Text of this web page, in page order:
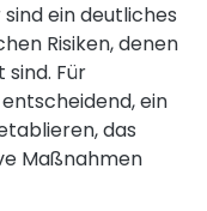
ein deutliches
Risiken, denen
Für
ein
das
Maßnahmen